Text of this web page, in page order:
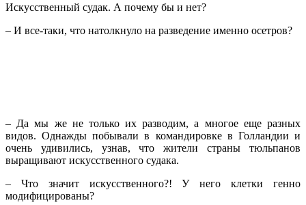
Искусственный судак. А почему бы и нет?
– И все-таки, что натолкнуло на разведение именно осетров?
– Да мы же не только их разводим, а многое еще разных
видов. Однажды побывали в командировке в Голландии и
очень удивились, узнав, что жители страны тюльпанов
выращивают искусственного судака.
– Что значит искусственного?! У него клетки генно
модифицированы?